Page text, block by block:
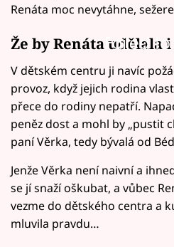
Renáta moc nevytáhne,
Failed
Že by Renáta udělala
V dětském centru ji navíc
provoz, když jejich rodina
přece do rodiny nepatří.
peněz dost a mohl by „pustit
paní Věrka, tedy bývalá od
Jenže Věrka není naivní a
se jí snaží oškubat, a vůbec
vezme do dětského centra a
mluvila pravdu…